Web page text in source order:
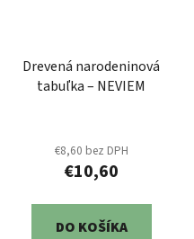
Drevená narodeninová
tabuľka – NEVIEM
€8,60 bez DPH
€10,60
DO KOŠÍKA